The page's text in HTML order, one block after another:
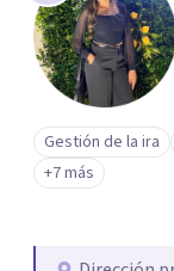
Gestión de la ira
+7 más